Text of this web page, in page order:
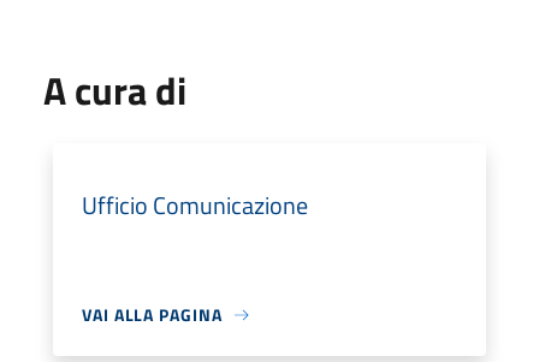
A cura di
Ufficio Comunicazione
VAI ALLA PAGINA